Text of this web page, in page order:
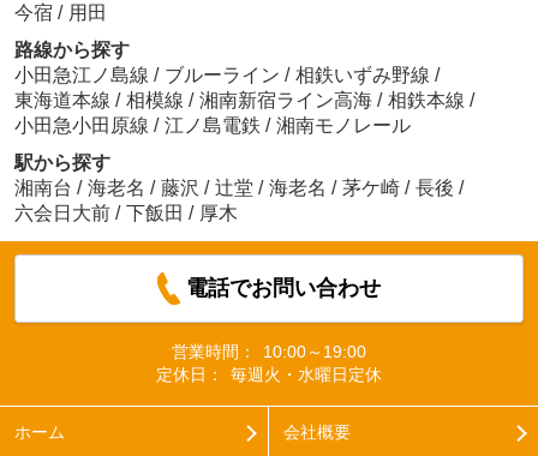
今宿 / 用田
路線から探す
小田急江ノ島線 / ブルーライン / 相鉄いずみ野線 /
東海道本線 / 相模線 / 湘南新宿ライン高海 / 相鉄本線 /
小田急小田原線 / 江ノ島電鉄 / 湘南モノレール
駅から探す
湘南台 / 海老名 / 藤沢 / 辻堂 / 海老名 / 茅ケ崎 / 長後 /
六会日大前 / 下飯田 / 厚木
電話でお問い合わせ
営業時間：
10:00～19:00
定休日：
毎週火・水曜日定休
ホーム 会社概要